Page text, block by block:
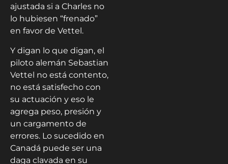
ajustada si a Charles no
lo hubiesen “frenado”
en favor de Vettel.
Y digan lo que digan, el
piloto alemán Sebastian
Vettel no está contento,
no está satisfecho con
su actuación y eso le
agrega peso, presión y
un cargamento de
errores. Lo sucedido en
Canadá puede ser una
daga clavada en su